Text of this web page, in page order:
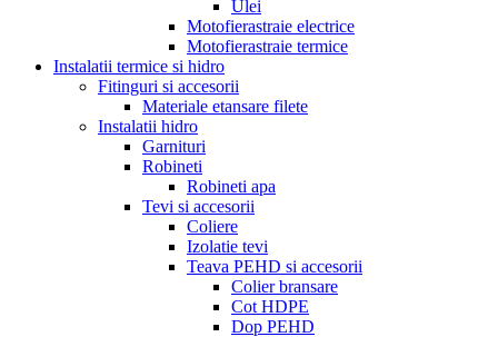
Ulei
Motofierastraie electrice
Motofierastraie termice
Instalatii termice si hidro
Fitinguri si accesorii
Materiale etansare filete
Instalatii hidro
Garnituri
Robineti
Robineti apa
Tevi si accesorii
Coliere
Izolatie tevi
Teava PEHD si accesorii
Colier bransare
Cot HDPE
Dop PEHD